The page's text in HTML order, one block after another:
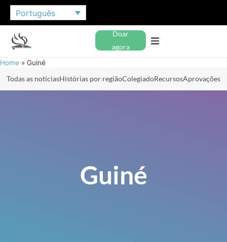
Português
Doar
agora
Home » Guiné
Todas as notíciasHistórias por regiãoColegiadoRecursosAprovações
Guiné